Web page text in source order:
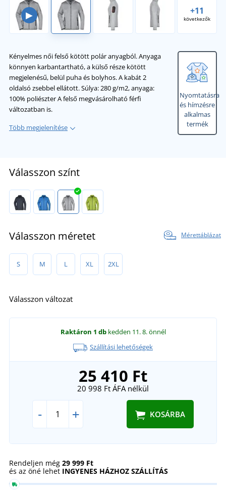
▶ +11
következők
Kényelmes női felső kötött polár anyagból. Anyaga
könnyen karbantartható, a külső része kötött
megjelenésű, belül puha és bolyhos. A kabát 2
oldalsó zsebbel ellátott. Súlya: 280 g/m2, anyaga:
100% poliészter A felső megvásárolható férfi
változatban is.
Több megjelenítése
Nyomtatásra
és hímzésre
alkalmas
termék
Válasszon színt
Válasszon méretet Mérettáblázat
S M L XL 2XL
Válasszon változat
Raktáron 1 db kedden 11. 8.önnél
Szállítási lehetőségek
25 410 Ft
20 998 Ft ÁFA nélkül
- + KOSÁRBA
Rendeljen még 29 999 Ft
és az öné lehet INGYENES HÁZHOZ SZÁLLÍTÁS